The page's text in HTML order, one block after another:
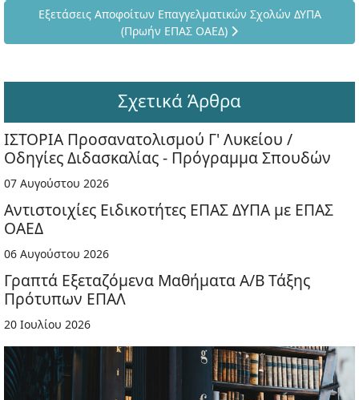
Επόμενο άρθρο: Εξετάσεις Αποφοίτων Επαγγελματικών
Εξετάσεις Αποφοίτων Επαγγελματικών Σχολών ΔΥΠΑ
(Πρωήν ΕΠΑΣ ΟΑΕΔ)
Σχετικά Άρθρα
ΙΣΤΟΡΙΑ Προσανατολισμού Γ' Λυκείου /
Οδηγίες Διδασκαλίας - Πρόγραμμα Σπουδών
07 Αυγούστου 2026
Αντιστοιχίες Ειδικοτήτες ΕΠΑΣ ΔΥΠΑ με ΕΠΑΣ
ΟΑΕΔ
06 Αυγούστου 2026
Γραπτά Εξεταζόμενα Μαθήματα Α/Β Τάξης
Πρότυπων ΕΠΑΛ
20 Ιουλίου 2026